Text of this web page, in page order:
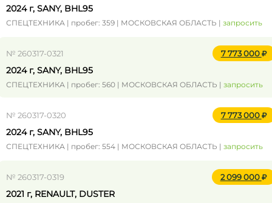
2024 г, SANY, BHL95
СПЕЦТЕХНИКА | пробег: 359 | МОСКОВСКАЯ ОБЛАСТЬ | запросить
№ 260317-0321 7 773 000
2024 г, SANY, BHL95
СПЕЦТЕХНИКА | пробег: 560 | МОСКОВСКАЯ ОБЛАСТЬ | запросить
№ 260317-0320 7 773 000
2024 г, SANY, BHL95
СПЕЦТЕХНИКА | пробег: 554 | МОСКОВСКАЯ ОБЛАСТЬ | запросить
№ 260317-0319 2 099 000
2021 г, RENAULT, DUSTER